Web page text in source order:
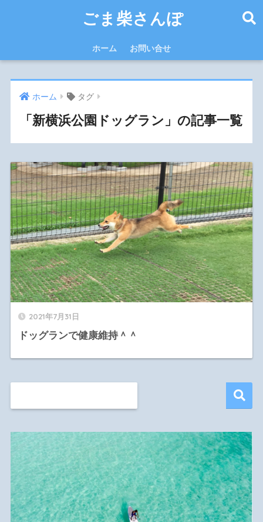
ごま柴さんぽ
ホーム お問い合せ
ホーム タグ
「新横浜公園ドッグラン」の記事一覧
2021年7月31日
ドッグランで健康維持＾＾